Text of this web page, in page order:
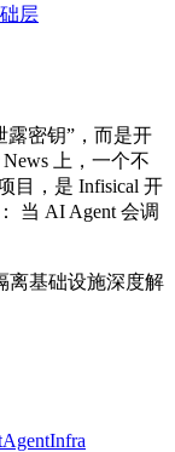
层
露密钥”，而是开
上，一个不
目，是 Infisical 开
当 AI Agent 会调
离基础设施深度解
AgentInfra